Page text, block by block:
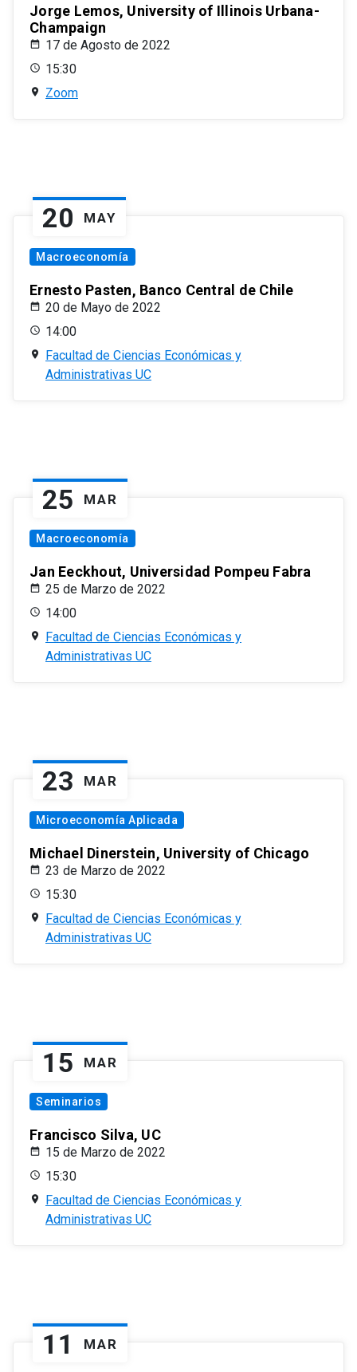
Jorge Lemos, University of Illinois Urbana-
Champaign
17 de Agosto de 2022
15:30
Zoom
20 MAY
Macroeconomía
Ernesto Pasten, Banco Central de Chile
20 de Mayo de 2022
14:00
Facultad de Ciencias Económicas y
Administrativas UC
25 MAR
Macroeconomía
Jan Eeckhout, Universidad Pompeu Fabra
25 de Marzo de 2022
14:00
Facultad de Ciencias Económicas y
Administrativas UC
23 MAR
Microeconomía Aplicada
Michael Dinerstein, University of Chicago
23 de Marzo de 2022
15:30
Facultad de Ciencias Económicas y
Administrativas UC
15 MAR
Seminarios
Francisco Silva, UC
15 de Marzo de 2022
15:30
Facultad de Ciencias Económicas y
Administrativas UC
11 MAR